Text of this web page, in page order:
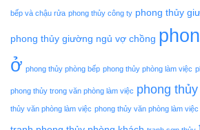
bếp và chậu rửa phong thủy công ty phong thủy
phong thủy giường ngủ vợ chồng
ở phong thủy phòng bếp phong thủy phòng làm việc
phong thủy trong văn phòng làm việc phong
thủy văn phòng làm việc phong thủy văn phòng làm việc